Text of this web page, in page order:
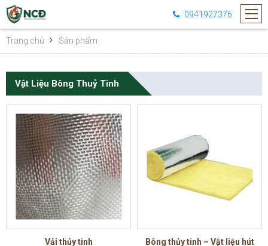
0941927376
Trang chủ Sản phẩm
Vật Liệu Bông Thuỷ Tinh
Vải thủy tinh
Bông thủy tinh – Vật liệu hút